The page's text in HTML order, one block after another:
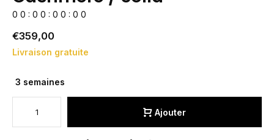
0 0 : 0 0 : 0 0 : 0 0
€359,00
Livraison gratuite
3 semaines
Ajouter